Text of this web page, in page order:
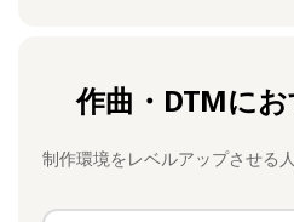
作曲・DTMに
制作環境をレベルアップさせる